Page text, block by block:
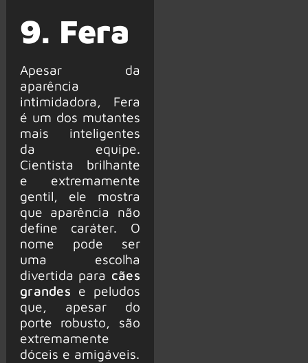
9. Fera
Apesar da
aparência
intimidadora, Fera
é um dos mutantes
mais inteligentes
da equipe.
Cientista brilhante
e extremamente
gentil, ele mostra
que aparência não
define caráter. O
nome pode ser
uma escolha
divertida para cães
grandes e peludos
que, apesar do
porte robusto, são
extremamente
dóceis e amigáveis.